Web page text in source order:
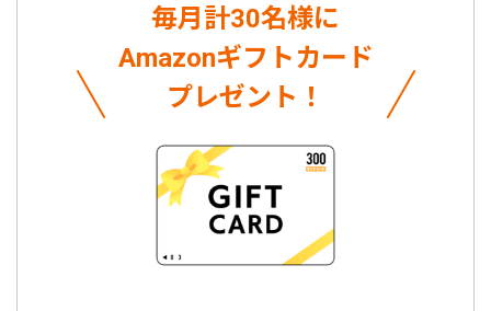
毎月計30名様に
Amazonギフトカード
プレゼント！